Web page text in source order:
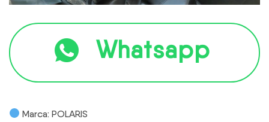
Whatsapp
Marca: POLARIS